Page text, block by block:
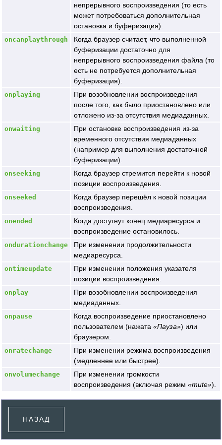
непрерывного воспроизведения (то есть
может потребоваться дополнительная
остановка и буферизация).
oncanplaythrough
Когда браузер считает, что выполненной
буферизации достаточно для
непрерывного воспроизведения файла (то
есть не потребуется дополнительная
буферизация).
onplaying
При возобновлении воспроизведения
после того, как было приостановлено или
отложено из-за отсутствия медиаданных.
onwaiting
При остановке воспроизведения из-за
временного отсутствия медиаданных
(например для выполнения достаточной
буферизации).
onseeking
Когда браузер стремится перейти к новой
позиции воспроизведения.
onseeked
Когда браузер перешёл к новой позиции
воспроизведения.
onended
Когда достугнут конец медиаресурса и
воспроизведение остановилось.
ondurationchange
При изменении продолжительности
медиаресурса.
ontimeupdate
При изменении положения указателя
позиции воспроизведения.
onplay
При возобновлении воспроизведения
медиаданных.
onpause
Когда воспроизведение приостановлено
пользователем (нажата
Пауза ) или
браузером.
onratechange
При изменении режима воспроизведения
(медленнее или быстрее).
onvolumechange
При изменении громкости
воспроизведения (включая режим
mute ).
НАЗАД